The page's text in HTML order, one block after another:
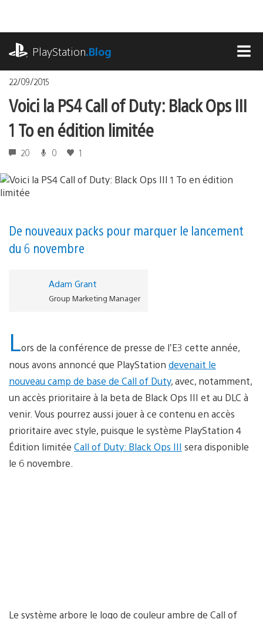
contenu
PlayStation.Blog
22/09/2015
Voici la PS4 Call of Duty: Black Ops III
1 To en édition limitée
20 0 1
De nouveaux packs pour marquer le lancement
du 6 novembre
Adam Grant
Group Marketing Manager
Lors de la conférence de presse de l’E3 cette année,
nous avons annoncé que PlayStation devenait le
nouveau camp de base de Call of Duty, avec, notamment,
un accès prioritaire à la beta de Black Ops III et au DLC à
venir. Vous pourrez aussi jouer à ce contenu en accès
prioritaire avec style, puisque le système PlayStation 4
Édition limitée Call of Duty: Black Ops III sera disponible
le 6 novembre.
Le système arbore le logo de couleur ambre de Call of